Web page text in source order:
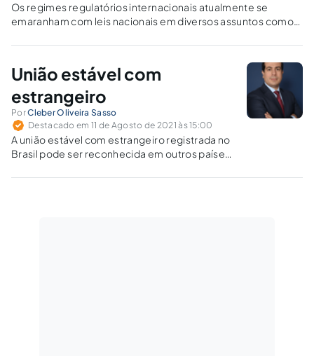
Os regimes regulatórios internacionais atualmente se
emaranham com leis nacionais em diversos assuntos como
investimentos, finanças, padronização bancária etc.
União estável com
estrangeiro
PorCleber Oliveira Sasso
Destacado em 11 de Agosto de 2021 às 15:00
A união estável com estrangeiro registrada no
Brasil pode ser reconhecida em outros países